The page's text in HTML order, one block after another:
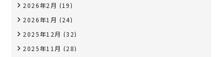
2026年2月 (19)
2026年1月 (24)
2025年12月 (32)
2025年11月 (28)